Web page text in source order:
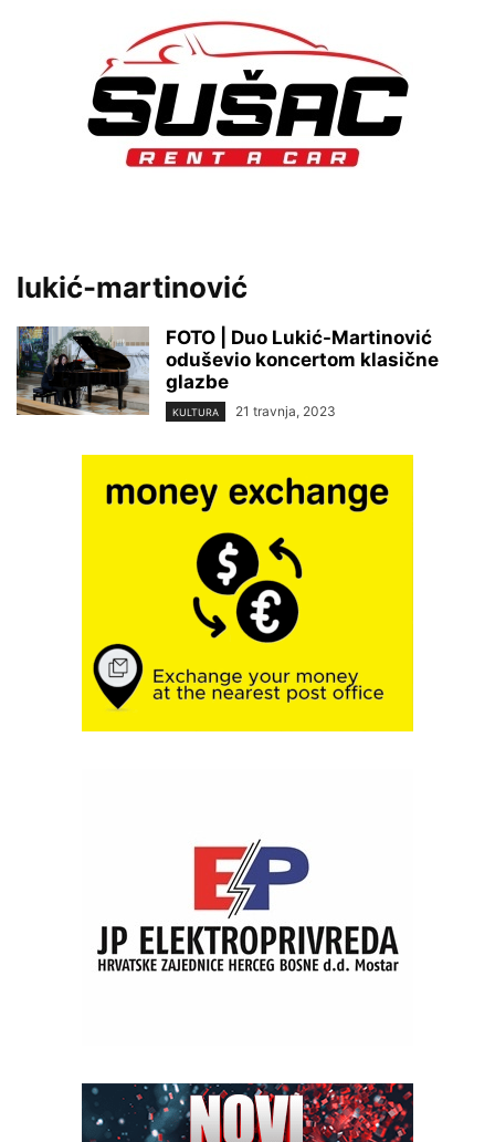
lukić-martinović
FOTO | Duo Lukić-Martinović
oduševio koncertom klasične
glazbe
KULTURA 21 travnja, 2023